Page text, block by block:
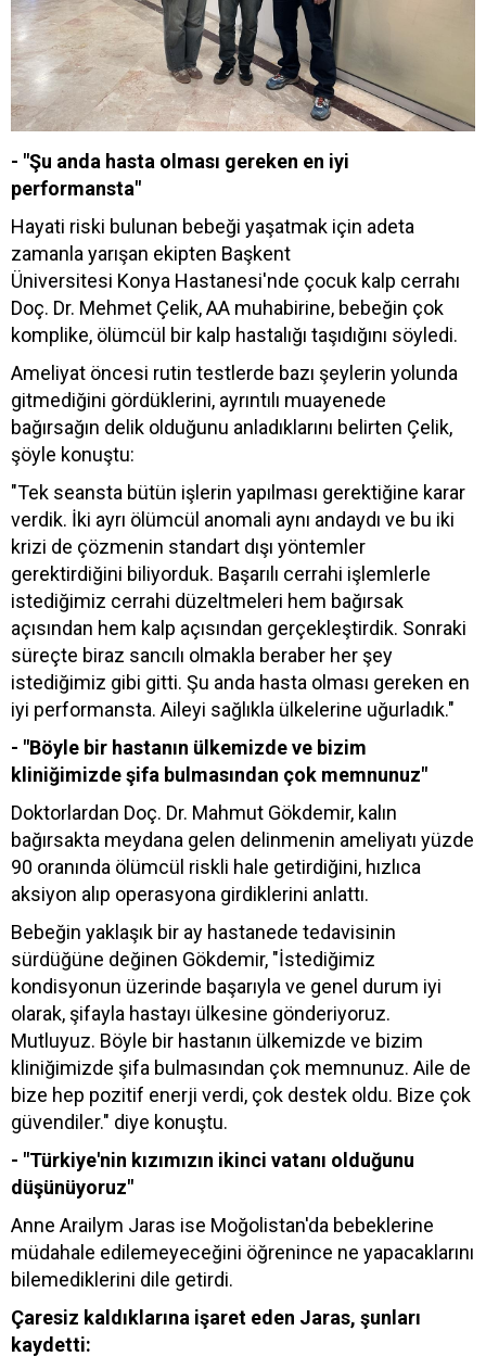
- "Şu anda hasta olması gereken en iyi
performansta"
Hayati riski bulunan bebeği yaşatmak için adeta
zamanla yarışan ekipten Başkent
Üniversitesi Konya Hastanesi'nde çocuk kalp cerrahı
Doç. Dr. Mehmet Çelik, AA muhabirine, bebeğin çok
komplike, ölümcül bir kalp hastalığı taşıdığını söyledi.
Ameliyat öncesi rutin testlerde bazı şeylerin yolunda
gitmediğini gördüklerini, ayrıntılı muayenede
bağırsağın delik olduğunu anladıklarını belirten Çelik,
şöyle konuştu:
"Tek seansta bütün işlerin yapılması gerektiğine karar
verdik. İki ayrı ölümcül anomali aynı andaydı ve bu iki
krizi de çözmenin standart dışı yöntemler
gerektirdiğini biliyorduk. Başarılı cerrahi işlemlerle
istediğimiz cerrahi düzeltmeleri hem bağırsak
açısından hem kalp açısından gerçekleştirdik. Sonraki
süreçte biraz sancılı olmakla beraber her şey
istediğimiz gibi gitti. Şu anda hasta olması gereken en
iyi performansta. Aileyi sağlıkla ülkelerine uğurladık."
- "Böyle bir hastanın ülkemizde ve bizim
kliniğimizde şifa bulmasından çok memnunuz"
Doktorlardan Doç. Dr. Mahmut Gökdemir, kalın
bağırsakta meydana gelen delinmenin ameliyatı yüzde
90 oranında ölümcül riskli hale getirdiğini, hızlıca
aksiyon alıp operasyona girdiklerini anlattı.
Bebeğin yaklaşık bir ay hastanede tedavisinin
sürdüğüne değinen Gökdemir, "İstediğimiz
kondisyonun üzerinde başarıyla ve genel durum iyi
olarak, şifayla hastayı ülkesine gönderiyoruz.
Mutluyuz. Böyle bir hastanın ülkemizde ve bizim
kliniğimizde şifa bulmasından çok memnunuz. Aile de
bize hep pozitif enerji verdi, çok destek oldu. Bize çok
güvendiler." diye konuştu.
- "Türkiye'nin kızımızın ikinci vatanı olduğunu
düşünüyoruz"
Anne Arailym Jaras ise Moğolistan'da bebeklerine
müdahale edilemeyeceğini öğrenince ne yapacaklarını
bilemediklerini dile getirdi.
Çaresiz kaldıklarına işaret eden Jaras, şunları
kaydetti: